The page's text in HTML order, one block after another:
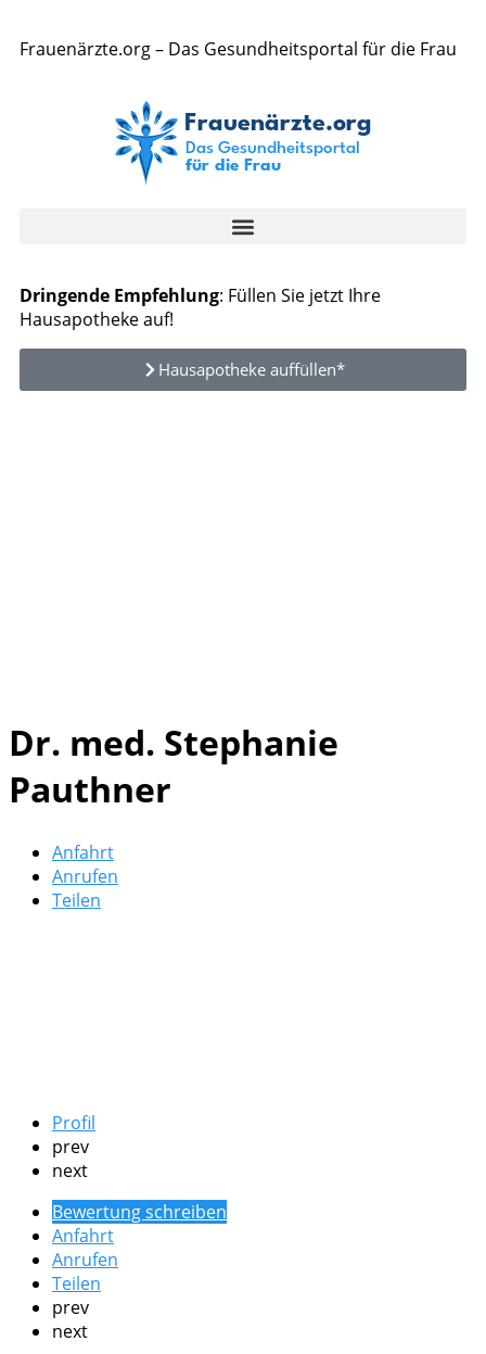
Frauenärzte.org – Das Gesundheitsportal für die Frau
Dringende Empfehlung: Füllen Sie jetzt Ihre
Hausapotheke auf!
Hausapotheke auffüllen*
Dr. med. Stephanie
Pauthner
Anfahrt
Anrufen
Teilen
Profil
prev
next
Bewertung schreiben
Anfahrt
Anrufen
Teilen
prev
next